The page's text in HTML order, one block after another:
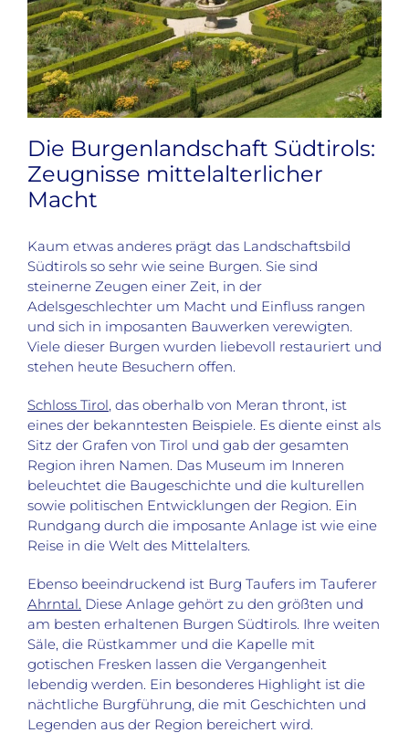
Die Burgenlandschaft Südtirols:
Zeugnisse mittelalterlicher
Macht
Kaum etwas anderes prägt das Landschaftsbild
Südtirols so sehr wie seine Burgen. Sie sind
steinerne Zeugen einer Zeit, in der
Adelsgeschlechter um Macht und Einfluss rangen
und sich in imposanten Bauwerken verewigten.
Viele dieser Burgen wurden liebevoll restauriert und
stehen heute Besuchern offen.
Schloss Tirol, das oberhalb von Meran thront, ist
eines der bekanntesten Beispiele. Es diente einst als
Sitz der Grafen von Tirol und gab der gesamten
Region ihren Namen. Das Museum im Inneren
beleuchtet die Baugeschichte und die kulturellen
sowie politischen Entwicklungen der Region. Ein
Rundgang durch die imposante Anlage ist wie eine
Reise in die Welt des Mittelalters.
Ebenso beeindruckend ist Burg Taufers im Tauferer
Ahrntal. Diese Anlage gehört zu den größten und
am besten erhaltenen Burgen Südtirols. Ihre weiten
Säle, die Rüstkammer und die Kapelle mit
gotischen Fresken lassen die Vergangenheit
lebendig werden. Ein besonderes Highlight ist die
nächtliche Burgführung, die mit Geschichten und
Legenden aus der Region bereichert wird.